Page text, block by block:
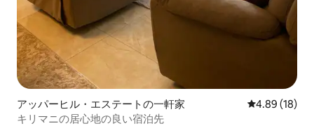
アッパーヒル・エステートの一軒家 レビュー18
4.89 (18)
キリマニの居心地の良い宿泊先